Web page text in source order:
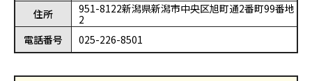
住所
951-8122新潟県新潟市中央区旭町通2番町99番地
2
電話番号
025-226-8501